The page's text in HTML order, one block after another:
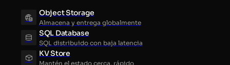
Object Storage
Almacena y entrega globalmente
SQL Database
SQL distribuido con baja latencia
KV Store
Mantén el estado cerca, rápido